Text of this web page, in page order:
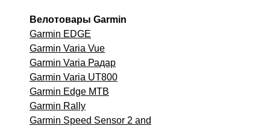
Велотовары Garmin
Garmin EDGE
Garmin Varia Vue
Garmin Varia Радар
Garmin Varia UT800
Garmin Edge MTB
Garmin Rally
Garmin Speed Sensor 2 and